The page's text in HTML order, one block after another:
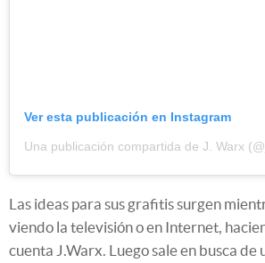
Ver esta publicación en Instagram
Una publicación compartida de J. Warx
Las ideas para sus grafitis surgen
viendo la televisión o en Internet,
cuenta J.Warx. Luego sale en busca de